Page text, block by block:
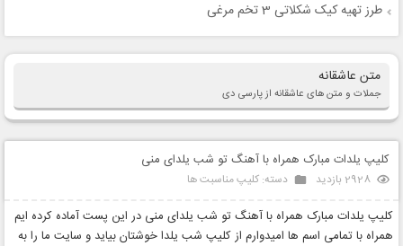
طرز تهیه کیک شکلاتی 3 تخم مرغی
متن عاشقانه
جملات و متن های عاشقانه از پارسی دی
کلیپ‌ یلدات مبارک همراه با آهنگ تو شب یلدای منی
2928 بازدید دسته: کلیپ مناسبت ها
کلیپ‌ یلدات مبارک همراه با آهنگ تو شب یلدای منی در این پست آماده کرده ایم
همراه با تمامی اسم ها امیدوارم از کلیپ شب یلدا خوشتان بیاید و سایت ما را به